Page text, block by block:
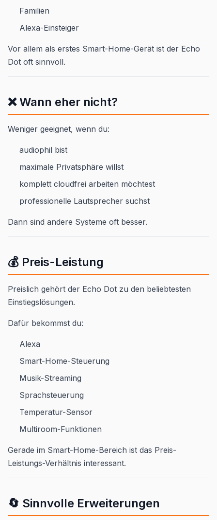
Familien
Alexa-Einsteiger
Vor allem als erstes Smart-Home-Gerät ist der Echo
Dot oft sinnvoll.
❌ Wann eher nicht?
Weniger geeignet, wenn du:
audiophil bist
maximale Privatsphäre willst
komplett cloudfrei arbeiten möchtest
professionelle Lautsprecher suchst
Dann sind andere Systeme oft besser.
💰 Preis-Leistung
Preislich gehört der Echo Dot zu den beliebtesten
Einstiegslösungen.
Dafür bekommst du:
Alexa
Smart-Home-Steuerung
Musik-Streaming
Sprachsteuerung
Temperatur-Sensor
Multiroom-Funktionen
Gerade im Smart-Home-Bereich ist das Preis-
Leistungs-Verhältnis interessant.
🔄 Sinnvolle Erweiterungen